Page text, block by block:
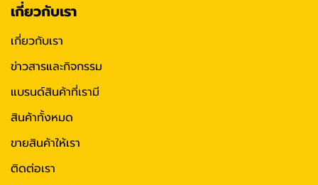
เกี่ยวกับเรา
เกี่ยวกับเรา
ข่าวสารและกิจกรรม
แบรนด์สินค้าที่เรามี
สินค้าทั้งหมด
ขายสินค้าให้เรา
ติดต่อเรา